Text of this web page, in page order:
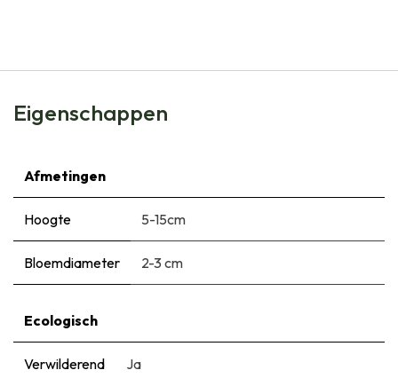
Eigenschappen
Afmetingen
Hoogte 5-15cm
Bloemdiameter 2-3 cm
Ecologisch
Verwilderend Ja